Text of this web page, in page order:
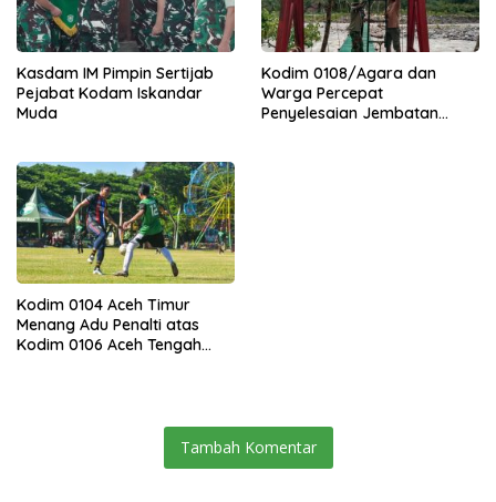
Kasdam IM Pimpin Sertijab
Pejabat Kodam Iskandar
Muda
Kodim 0108/Agara dan
Warga Percepat
Penyelesaian Jembatan
Kodim 0104 Aceh Timur
Menang Adu Penalti atas
Kodim 0106 Aceh Tengah
Tambah Komentar